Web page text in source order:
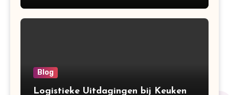
Blog
Logistieke Uitdagingen bij Keuken